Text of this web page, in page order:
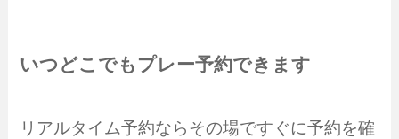
いつどこでもプレー予約できます
リアルタイム予約ならその場ですぐに予約を確